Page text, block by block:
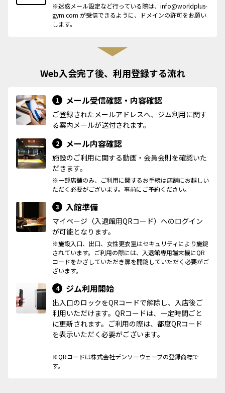
※迷惑メール設定など行っている際は、info@worldplus-
gym.com が受信できるように、ドメインの許可をお願い
します。
Web入会完了後、利用登録する流れ
1 メール受信確認・内容確認
ご登録されたメールアドレスへ、ジム利用に関す
る案内メールが送付されます。
2 メール内容確認
施設のご利用に関する動画・会員会則を確認いた
だきます。
※一部店舗のみ、ご利用に関するお手続は店舗にお越しい
ただく必要がございます。事前にご予約ください。
3 入館準備
マイページ（入退館用QRコード）へのログイン
が可能となります。
※施設入口、出口、女性更衣室はセキュリティにより施錠
されています。ご利用の際には、入退館専用端末機にQR
コードをかざしていただき扉を開錠していただく必要がご
ざいます。
4 ジム利用開始
出入口のロックをQRコードで解除し、入店後ご
利用いただけます。QRコードは、一定時間ごと
に更新されます。ご利用の際は、都度QRコード
を表示いただく必要がございます。
※QRコードは株式会社デンソーウェーブの登録商標で
す。